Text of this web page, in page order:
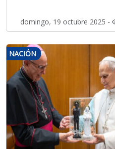
domingo, 19 octubre 2025 -
NACIÓN